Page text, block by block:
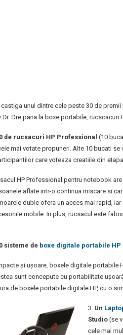
unul dintre cele peste 30 de
Dre pana la boxe portabile,
de rucsacuri HP Professional (10
mai votate propuneri. Alte 10 bucati
care voteaza creatiile din
HP Professional pentru notebook
aflate intr-o continua miscare si
duble ofera un acces mai rapid,
mobile. In plus, rucsacul este
sisteme de boxe digitale portabile HP
şi uşoare, boxele digitale portabile
sunt concepute cu portabilitate
de boxele portabile digitale HP, cu o
3. Un
Studio (se
cele mai